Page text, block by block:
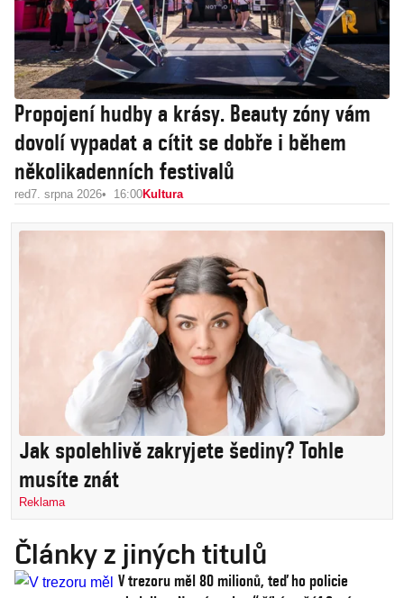
Propojení hudby a krásy. Beauty zóny vám
dovolí vypadat a cítit se dobře i během
několikadenních festivalů
red7. srpna 2026 16:00Kultura
Jak spolehlivě zakryjete šediny? Tohle
musíte znát
Reklama
Články z jiných titulů
V trezoru měl 80 milionů, teď ho policie